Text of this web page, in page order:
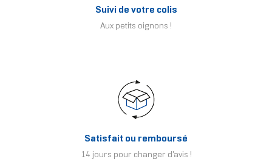
Suivi de votre colis
Aux petits oignons !
Satisfait ou remboursé
14 jours pour changer d'avis !